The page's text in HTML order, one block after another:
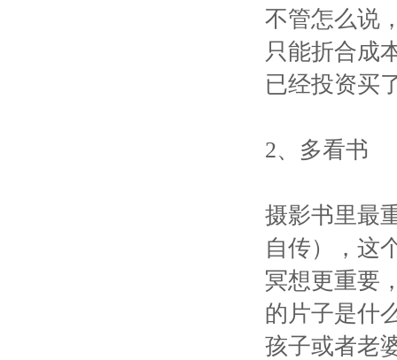
不管怎么说
只能折合成
已经投资买
2、多看书
摄影书里最
自传），这
冥想更重要
的片子是什
孩子或者老